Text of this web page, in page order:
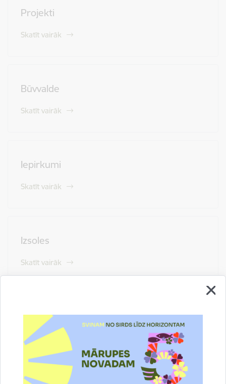
Projekti
Skatīt vairāk
Būvvalde
Skatīt vairāk
Iepirkumi
Skatīt vairāk
Izsoles
Skatīt vairāk
Vakances
Skatīt vairāk